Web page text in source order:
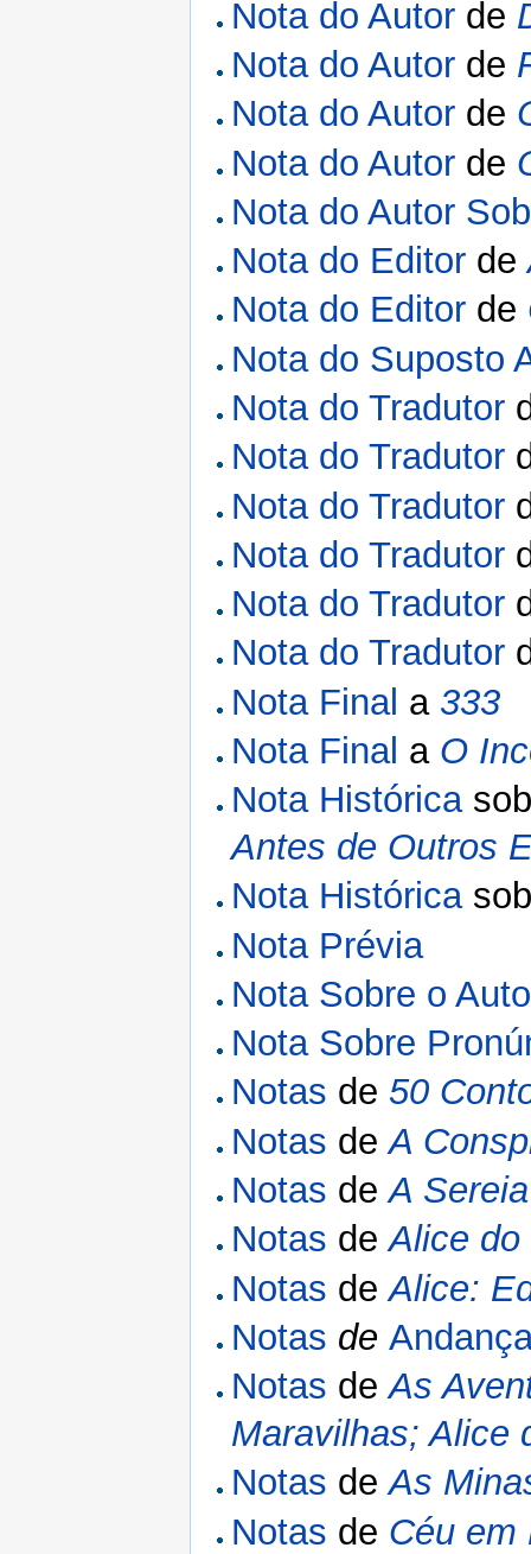
Nota do Autor de
Nota do Autor de
Nota do Autor de
Nota do Autor de
Nota do Autor
Nota do Editor de
Nota do Editor de
Nota do Suposto
Nota do Tradutor
Nota do Tradutor
Nota do Tradutor
Nota do Tradutor
Nota do Tradutor
Nota do Tradutor
Nota Final a 333
Nota Final a O
Nota Histórica
Antes de Outros
Nota Histórica
Nota Prévia
Nota Sobre o
Nota Sobre
Notas de 50
Notas deA
Notas deA
Notas deAlice do
Notas deAlice:
Notas de
Notas deAs
Maravilhas; Alice
Notas deAs
Notas de Céu em